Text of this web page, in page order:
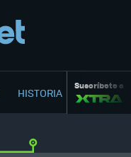
HISTORIA Suscríbete a